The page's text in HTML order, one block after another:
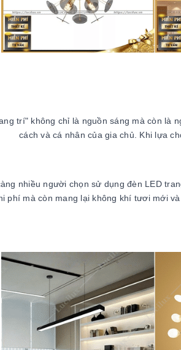
trí" không chỉ là nguồn sáng mà còn là
cách và cá nhân của gia chủ. Khi lựa
nhiều người chọn sử dụng đèn LED
phí mà còn mang lại không khí tươi mới